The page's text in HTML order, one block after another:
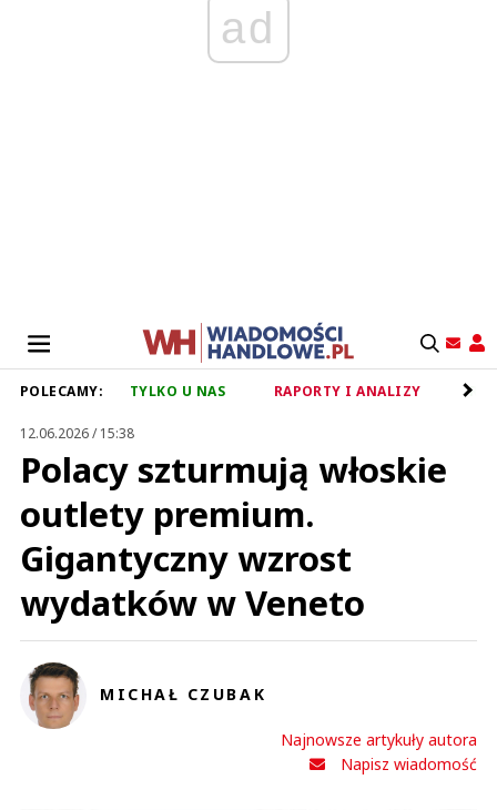
ad
POLECAMY: TYLKO U NAS RAPORTY I ANALIZY
12.06.2026 / 15:38
Polacy szturmują włoskie
outlety premium.
Gigantyczny wzrost
wydatków w Veneto
MICHAŁ CZUBAK
Najnowsze artykuły autora
Napisz wiadomość